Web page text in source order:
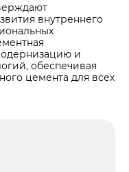
внутреннего
и
обеспечивая
цемента для всех